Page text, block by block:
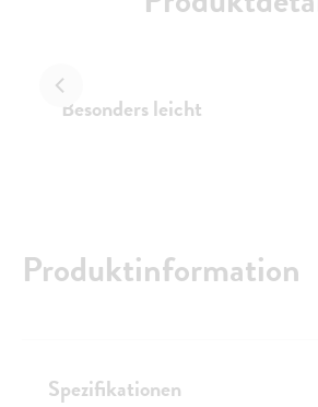
Besonders leicht
Produktinformation
Spezifikationen